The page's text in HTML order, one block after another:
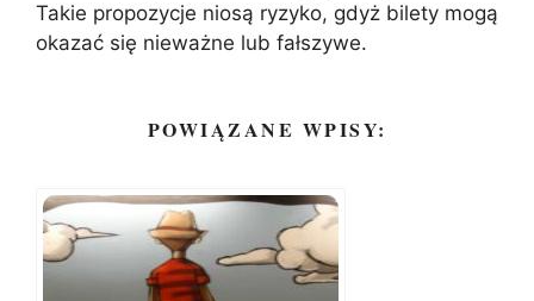
Takie propozycje niosą ryzyko, gdyż bilety mogą
okazać się nieważne lub fałszywe.
POWIĄZANE WPISY: